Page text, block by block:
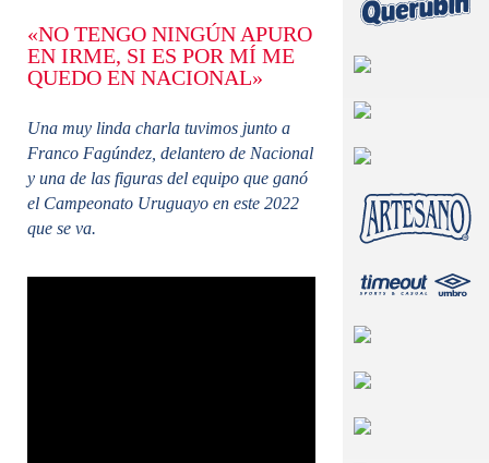
«NO TENGO NINGÚN APURO
EN IRME, SI ES POR MÍ ME
QUEDO EN NACIONAL»
Una muy linda charla tuvimos junto a
Franco Fagúndez, delantero de Nacional
y una de las figuras del equipo que ganó
el Campeonato Uruguayo en este 2022
que se va.